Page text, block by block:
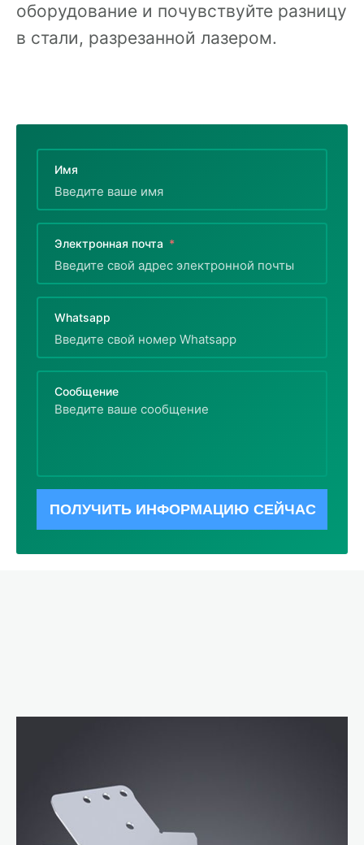
оборудование и почувствуйте разницу
в стали, разрезанной лазером.
Имя
Электронная почта
Whatsapp
Сообщение
ПОЛУЧИТЬ ИНФОРМАЦИЮ СЕЙЧАС